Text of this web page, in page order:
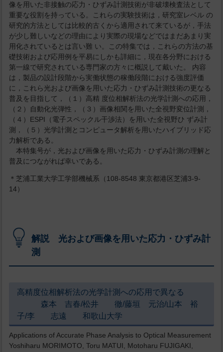
像を用いた非接触の応力・ひずみ計測技術が非破壊検査法として
重要な役割を持っている。これらの実験技術は，研究室レベル の
研究的方法としては比較的古くから適用されて来ているが，手法
が少し難しいなどの理由により実際の現場などではまだあまり実
用化されているとは言い難 い。この特集では，これらの方法の基
礎技術および応用例を平易にしかも詳細に，現在各分野における
第一線で研究されている専門家の方々に概説して戴いた。 内容
は，製品の設計段階から実働状態の稼働段階における強度評価
に，これら光および画像を用いた応力・ひずみ計測技術の更なる
普及を目指して，（１）高精 度位相解析法の光学計測への応用，
（２）自動化光弾性，（３）画像相関を用いた全視野変位計測，
（４）ESPI（電子スペックル干渉法）を用いた全視野ひ ずみ計
測，（５）光学計測とコンピュータ解析を用いたハイブリッド応
力解析である。
本特集号が，光および画像を用いた応力・ひずみ計測の理解と
普及につながれば幸いである。
＊芝浦工業大学工学部機械系（108-8548 東京都港区芝浦3-9-
14）
解説 光および画像を用いた応力・ひずみ計
測
高精度位相解析法の光学計測への応用で異なる
森本 吉春/松井 徹/藤垣 元治/山本 裕
子/李 志遠 和歌山大学
Applications of Accurate Phase Analysis to Optical Measurement
Yoshiharu MORIMOTO, Toru MATUI, Motoharu FUJIGAKI,